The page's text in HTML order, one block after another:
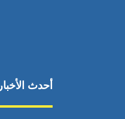
أحدث الأخبار